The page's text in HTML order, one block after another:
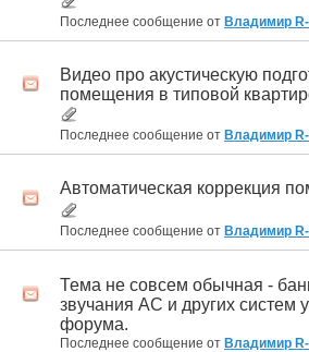
Последнее сообщение от Владимир
Видео про акустическую
помещения в типовой
Последнее сообщение от Владимир
Автоматическая коррекция
Последнее сообщение от Владимир
Тема не совсем обычная -
звучания АС и других систем
форума.
Последнее сообщение от Владимир R-